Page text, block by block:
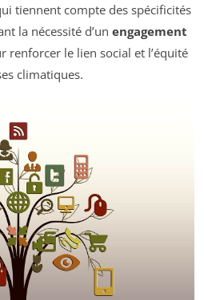
tiennent compte des spécificités
la nécessité d’un engagement
renforcer le lien social et l’équité
climatiques.